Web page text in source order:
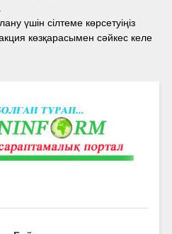
үшін сілтеме көрсетуіңіз
көзқарасымен сәйкес келе